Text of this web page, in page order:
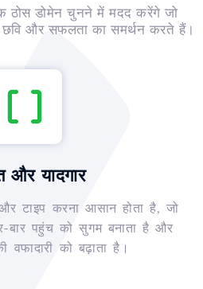
ठोस डोमेन चुनने में मदद करेंगे जो
और सफलता का समर्थन करते हैं।
और यादगार
टाइप करना आसान होता है, जो
बार पहुंच को सुगम बनाता है और
वफादारी को बढ़ाता है।